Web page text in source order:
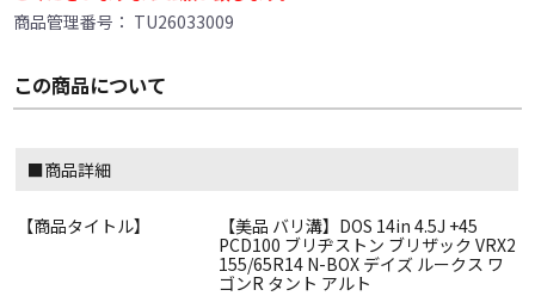
商品管理番号： TU26033009
この商品について
■商品詳細
【商品タイトル】
【美品 バリ溝】DOS 14in 4.5J +45
PCD100 ブリヂストン ブリザック VRX2
155/65R14 N-BOX デイズ ルークス ワ
ゴンR タント アルト